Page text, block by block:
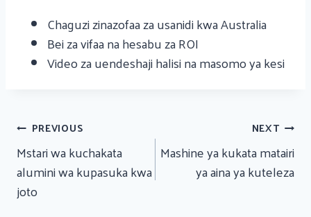
Chaguzi zinazofaa za usanidi kwa Australia
Bei za vifaa na hesabu za ROI
Video za uendeshaji halisi na masomo ya kesi
Urambazaji
Wa
Chapisho
PREVIOUS
Mstari wa kuchakata
alumini wa kupasuka kwa
joto
NEXT
Mashine ya kukata matairi
ya aina ya kuteleza